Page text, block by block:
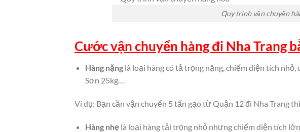
Quy trình vận chuyển
Cước vận chuyển hàng đi Nha Trang
Hàng nặnglà loại hàng có tả trọng nặng, chiếm diện tích nhỏ,
Sơn 25kg…
Ví dụ: Bạn cần vận chuyển 5 tấn gạo từ Quận 12 đi Nha Trang
Hàng nhẹlà loại hàng tải trọng nhỏ nhưng chiếm diện tích lớn